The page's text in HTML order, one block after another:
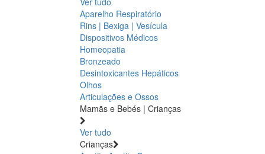
Aparelho Respiratório
Rins | Bexiga | Vesícula
Dispositivos Médicos
Homeopatia
Bronzeado
Desintoxicantes Hepáticos
Olhos
Articulações e Ossos
Mamãs e Bebés | Crianças
Ver tudo
Crianças